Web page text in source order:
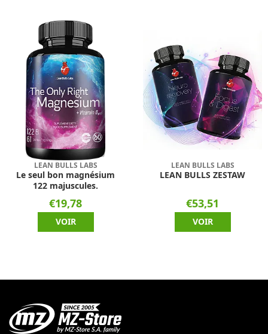
LEAN BULLS LABS
Le seul bon magnésium
122 majuscules.
€19,78
VOIR
LEAN BULLS LABS
LEAN BULLS ZESTAW
€53,51
VOIR